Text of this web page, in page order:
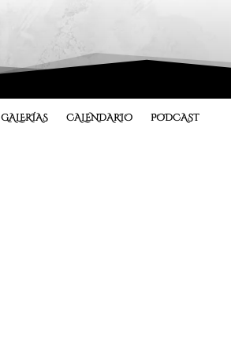
GALERÍAS CALENDARIO PODCAST